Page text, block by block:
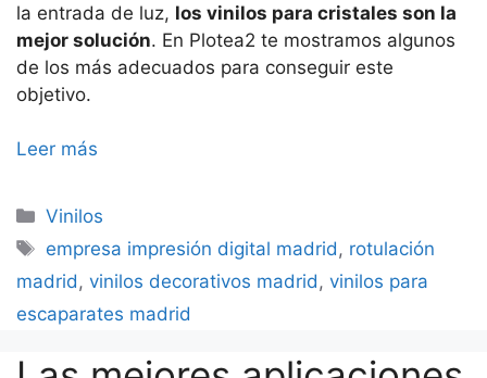
la entrada de luz, los vinilos para cristales son la
mejor solución. En Plotea2 te mostramos algunos
de los más adecuados para conseguir este
objetivo.
Leer más
Categorías
Vinilos
Etiquetas
empresa impresión digital madrid, rotulación
madrid, vinilos decorativos madrid, vinilos para
escaparates madrid